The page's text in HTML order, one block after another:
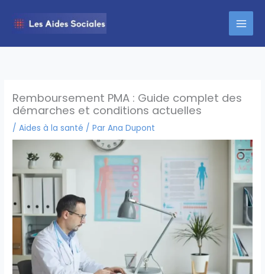
Remboursement PMA : Guide complet des
démarches et conditions actuelles
/Aides à la santé / ParAna Dupont